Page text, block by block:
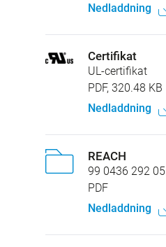
Nedladdning
Certifikat
UL-certifikat
PDF, 320.48 KB
Nedladdning
REACH
99 0436 292 05
PDF
Nedladdning